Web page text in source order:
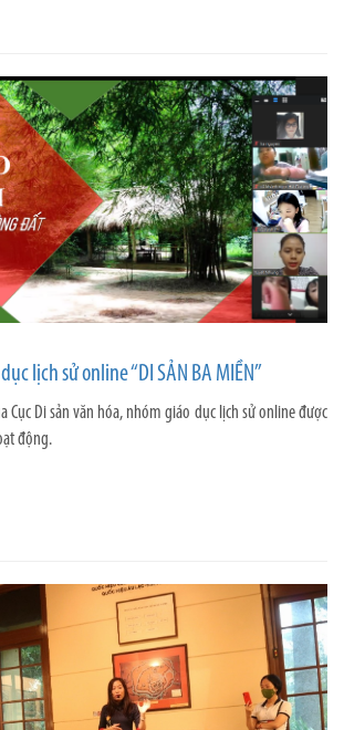
lịch sử online “DI SẢN BA MIỀN”
Cục Di sản văn hóa, nhóm giáo dục lịch sử online được
động.